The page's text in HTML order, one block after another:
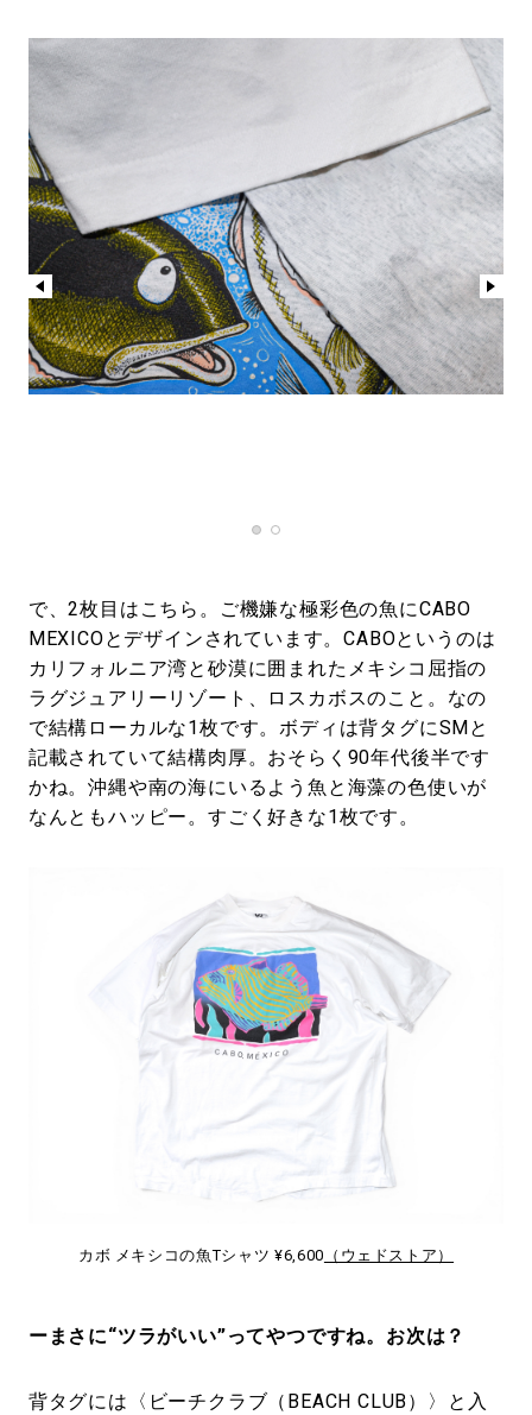
で、2枚目はこちら。ご機嫌な極彩色の魚にCABO
MEXICOとデザインされています。CABOというのは
カリフォルニア湾と砂漠に囲まれたメキシコ屈指の
ラグジュアリーリゾート、ロスカボスのこと。なの
で結構ローカルな1枚です。ボディは背タグにSMと
記載されていて結構肉厚。おそらく90年代後半です
かね。沖縄や南の海にいるよう魚と海藻の色使いが
なんともハッピー。すごく好きな1枚です。
カボ メキシコの魚Tシャツ ¥6,600 （ウェドストア）
ーまさに“ツラがいい”ってやつですね。お次は？
背タグには〈ビーチクラブ（BEACH CLUB）〉と入